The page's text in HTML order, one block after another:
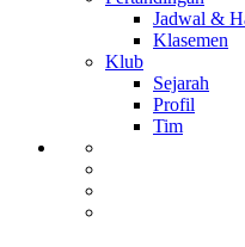
Jadwal &
Klasemen
Klub
Sejarah
Profil
Tim